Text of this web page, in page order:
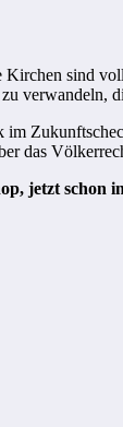
Kirchen sind
verwandeln,
das
jetzt schon